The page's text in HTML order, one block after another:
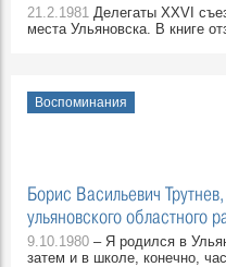
21.2.1981 Делегаты XXVI
места Ульяновска. В книге
Воспоминания
Борис Васильевич
ульяновского областного
9.10.1980 – Я родился в
затем и в школе, конечно,